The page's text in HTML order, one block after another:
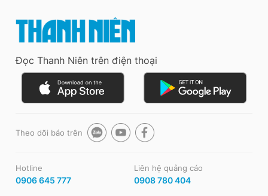
Đọc Thanh Niên trên điện thoại
Theo dõi báo trên
Hotline
0906 645 777
Liên hệ quảng cáo
0908 780 404